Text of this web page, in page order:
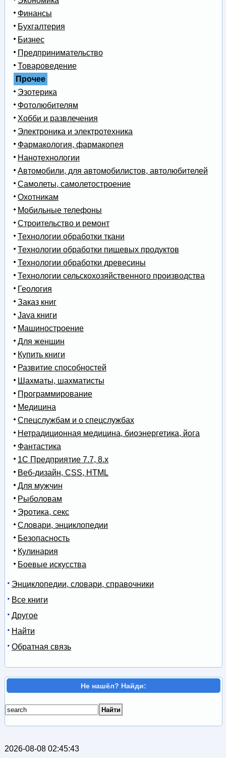
Финансы
Бухгалтерия
Бизнес
Предпринимательство
Товароведение
Прочее
Эзотерика
Фотолюбителям
Хобби и развлечения
Электроника и электротехника
Фармакология, фармакопея
Нанотехнологии
Автомобили, для автомобилистов, автолюбителей
Самолеты, самолетостроение
Охотникам
Мобильные телефоны
Строительство и ремонт
Технологии обработки ткани
Технологии обработки пищевых продуктов
Технологии обработки древесины
Технологии сельскохозяйственного производства
Геология
Заказ книг
Java книги
Машиностроение
Для женщин
Купить книги
Развитие способностей
Шахматы, шахматисты
Программирование
Медицина
Спецслужбам и о спецслужбах
Нетрадиционная медицина, биоэнергетика, йога
Фантастика
1С Предприятие 7.7, 8.x
Веб-дизайн, CSS, HTML
Для мужчин
Рыболовам
Эротика, секс
Словари, энциклопедии
Безопасность
Кулинария
Боевые искусства
Энциклопедии, словари, справочники
Все книги
Другое
Найти
Обратная связь
Не нашёл? Найди:
2026-08-08 02:45:43